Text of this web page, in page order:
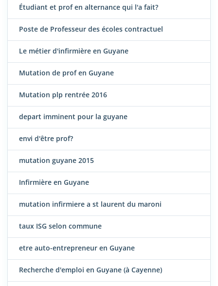
Étudiant et prof en alternance qui l'a fait?
Poste de Professeur des écoles contractuel
Le métier d'infirmière en Guyane
Mutation de prof en Guyane
Mutation plp rentrée 2016
depart imminent pour la guyane
envi d'être prof?
mutation guyane 2015
Infirmière en Guyane
mutation infirmiere a st laurent du maroni
taux ISG selon commune
etre auto-entrepreneur en Guyane
Recherche d'emploi en Guyane (à Cayenne)